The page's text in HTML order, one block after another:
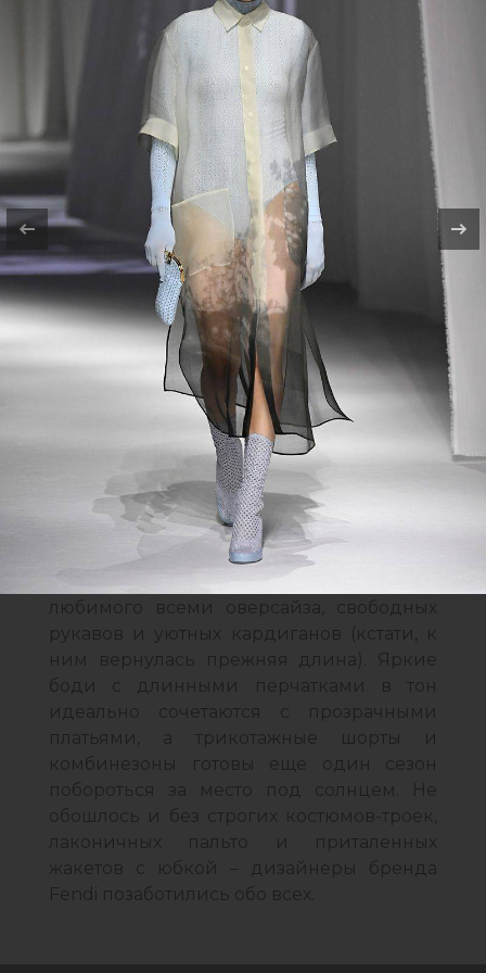
и видеотрансляции: в этом году Fendi
решили не менять привычки и показали
новую коллекцию весна-лето 2021 в
традиционном формате. Шоу прошло в
светлом зале, и на нем, как и прежде,
можно увидеть настоящих (а не
виртуальных) зрителей: создается
впечатление, что ситуация с пандемией
просто оказалась долгим и странным
сном.
В новой коллекции царит атмосфера
лета, приближающегося отпуска и моря:
силуэты 1950-х сменяются прозрачными
блузками из летящей ткани и
кружевными платьями. Основными
цветами коллекции стали белый,
бежевый и голубой, однако не обошлось
и без дерзкого, чарующего красного и
контрастной обуви.
Следующей весной Сильвия Вентурини
Фенди предлагает не отказываться от
любимого всеми оверсайза, свободных
рукавов и уютных кардиганов (кстати, к
ним вернулась прежняя длина). Яркие
боди с длинными перчатками в тон
идеально сочетаются с прозрачными
платьями, а трикотажные шорты и
комбинезоны готовы еще один сезон
побороться за место под солнцем. Не
обошлось и без строгих костюмов-троек,
лаконичных пальто и приталенных
жакетов с юбкой – дизайнеры бренда
Fendi позаботились обо всех.